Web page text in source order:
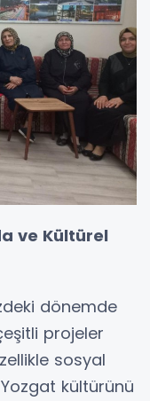
ve Kültürel
dönemde
projeler
sosyal
kültürünü